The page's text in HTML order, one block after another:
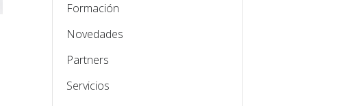
Formación
Novedades
Partners
Servicios